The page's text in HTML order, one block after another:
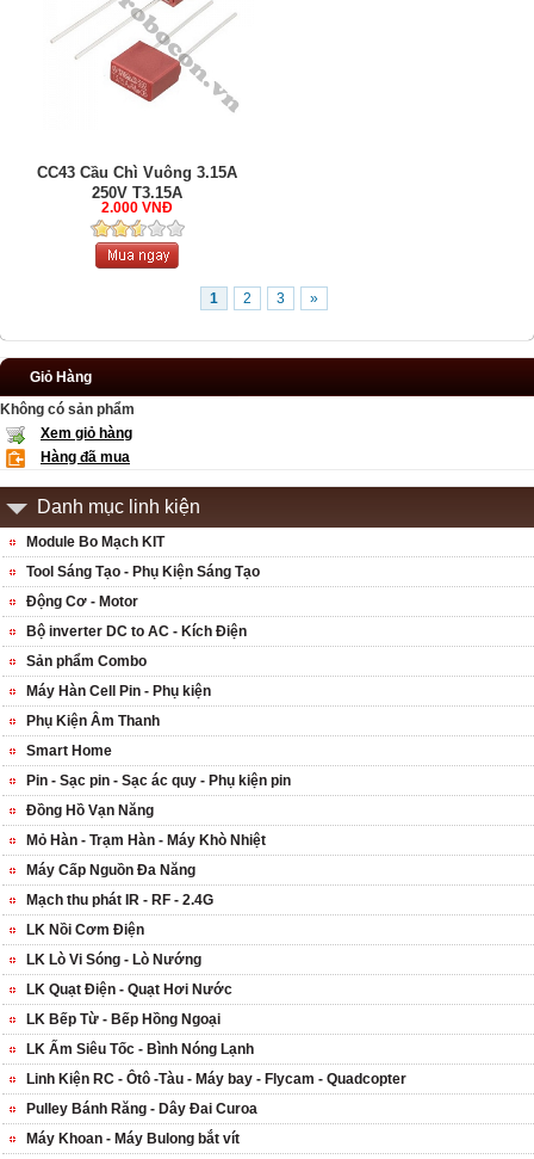
CC43 Cầu Chì Vuông 3.15A
250V T3.15A
2.000 VNĐ
1 2 3 »
Giỏ Hàng
Không có sản phẩm
Xem giỏ hàng
Hàng đã mua
Danh mục linh kiện
Module Bo Mạch KIT
Tool Sáng Tạo - Phụ Kiện Sáng Tạo
Động Cơ - Motor
Bộ inverter DC to AC - Kích Điện
Sản phẩm Combo
Máy Hàn Cell Pin - Phụ kiện
Phụ Kiện Âm Thanh
Smart Home
Pin - Sạc pin - Sạc ác quy - Phụ kiện pin
Đồng Hồ Vạn Năng
Mỏ Hàn - Trạm Hàn - Máy Khò Nhiệt
Máy Cấp Nguồn Đa Năng
Mạch thu phát IR - RF - 2.4G
LK Nồi Cơm Điện
LK Lò Vi Sóng - Lò Nướng
LK Quạt Điện - Quạt Hơi Nước
LK Bếp Từ - Bếp Hồng Ngoại
LK Ấm Siêu Tốc - Bình Nóng Lạnh
Linh Kiện RC - Ôtô -Tàu - Máy bay - Flycam - Quadcopter
Pulley Bánh Răng - Dây Đai Curoa
Máy Khoan - Máy Bulong bắt vít